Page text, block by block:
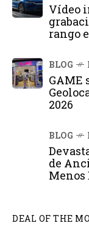
Vídeo
rango
BLOG
GAME
2026
BLOG
de
Menos
DEAL OF THE